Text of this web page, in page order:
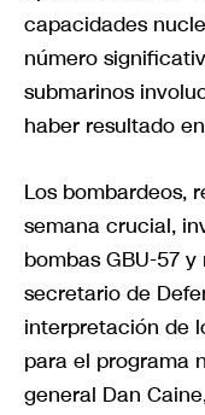
capacidades
número
submarinos
haber resultado
Los bombardeos,
semana crucial,
bombas GBU-57
secretario de
interpretación de
para el programa
general Dan